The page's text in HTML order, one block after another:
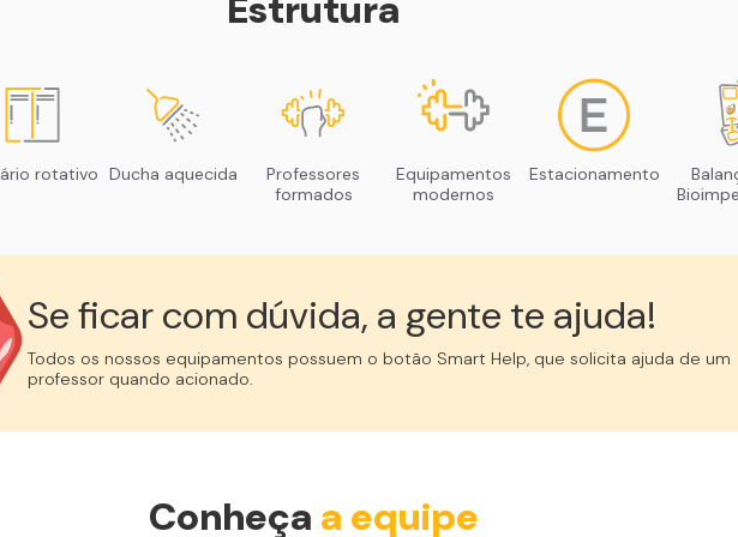
rotativo Ducha aquecida
Professores
formados
Equipamentos
modernos
Estacionamento
Se ficar com dúvida, a gente te ajuda!︎
Todos os nossos equipamentos possuem o botão Smart Help, que solicita ajuda de um
professor quando acionado.
Conheça a equipe